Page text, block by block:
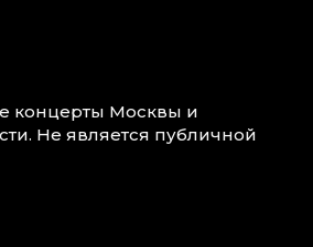
концерты Москвы и
Не является публичной